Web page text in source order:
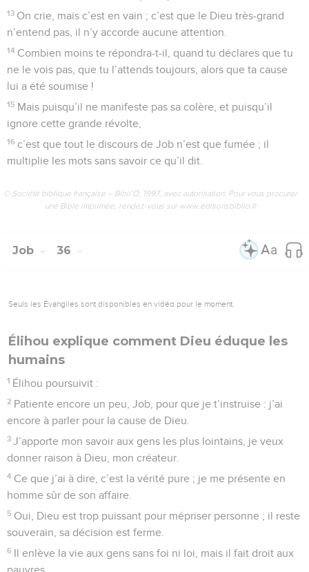
13 On crie, mais c’est en vain ; c’est que le Dieu très-grand
n’entend pas, il n’y accorde aucune attention.
14 Combien moins te répondra-t-il, quand tu déclares que tu
ne le vois pas, que tu l’attends toujours, alors que ta cause
lui a été soumise !
15 Mais puisqu’il ne manifeste pas sa colère, et puisqu’il
ignore cette grande révolte,
16 c’est que tout le discours de Job n’est que fumée ; il
multiplie les mots sans savoir ce qu’il dit.
© Société biblique française – Bibli’O, 1997, avec autorisation. Pour vous procurer
une Bible imprimée, rendez-vous sur www.editionsbiblio.fr
Job 36
Seuls les Évangiles sont disponibles en vidéo pour le moment.
Élihou explique comment Dieu éduque les
humains
1 Élihou poursuivit :
2 Patiente encore un peu, Job, pour que je t’instruise : j’ai
encore à parler pour la cause de Dieu.
3 J’apporte mon savoir aux gens les plus lointains, je veux
donner raison à Dieu, mon créateur.
4 Ce que j’ai à dire, c’est la vérité pure ; je me présente en
homme sûr de son affaire.
5 Oui, Dieu est trop puissant pour mépriser personne ; il reste
souverain, sa décision est ferme.
6 Il enlève la vie aux gens sans foi ni loi, mais il fait droit aux
pauvres.